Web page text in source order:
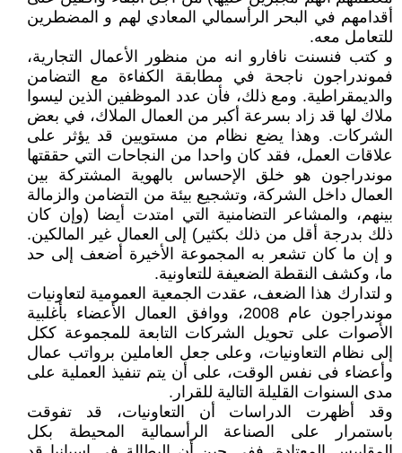
أقدامهم في البحر الرأسمالي المعادي لهم و المضطرين
للتعامل معه.
و كتب فنسنت نافارو انه من منظور الأعمال التجارية،
فموندراجون ناجحة في مطابقة الكفاءة مع التضامن
والديمقراطية. ومع ذلك، فأن عدد الموظفين الذين ليسوا
ملاك لها قد زاد بسرعة أكبر من العمال الملاك، في بعض
الشركات. وهذا يضع نظام من مستويين قد يؤثر على
علاقات العمل، فقد كان واحدا من النجاحات التي حققتها
موندراجون هو خلق الإحساس بالهوية المشتركة بين
العمال داخل الشركة، وتشجيع بيئة من التضامن والزمالة
بينهم، والمشاعر التضامنية التي امتدت أيضا (وإن كان
ذلك بدرجة أقل من ذلك بكثير) إلى العمال غير المالكين.
و إن ما كان تشعر به المجموعة الأخيرة أضعف إلى حد
ما، وكشف النقطة الضعيفة للتعاونية.
و لتدارك هذا الضعف، عقدت الجمعية العمومية لتعاونيات
موندراجون عام 2008، ووافق العمال الأعضاء بأغلبية
الأصوات على تحويل الشركات التابعة للمجموعة ككل
إلى نظام التعاونيات، وعلى جعل العاملين برواتب عمال
وأعضاء فى نفس الوقت، على أن يتم تنفيذ العملية على
مدى السنوات القليلة التالية للقرار.
وقد أظهرت الدراسات أن التعاونيات، قد تفوقت
باستمرار على الصناعة الرأسمالية المحيطة بكل